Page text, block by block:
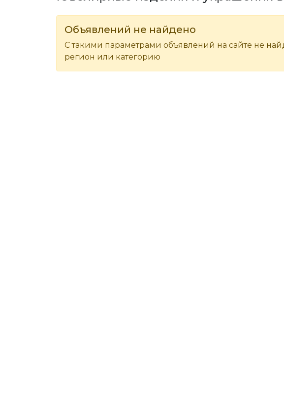
Объявлений не найдено
С такими параметрами объявлений на сайте не
регион или категорию